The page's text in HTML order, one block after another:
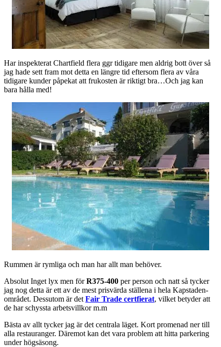
Har inspekterat Chartfield flera ggr tidigare men aldrig bott över så
jag hade sett fram mot detta en längre tid eftersom flera av våra
tidigare kunder påpekat att frukosten är riktigt bra…Och jag kan
bara hålla med!
Rummen är rymliga och man har allt man behöver.
Absolut Inget lyx men förR375-400 per person och natt så tycker
jag nog detta är ett av de mest prisvärda ställena i hela Kapstaden-
området. Dessutom är det Fair Trade certfierat, vilket betyder att
de har schyssta arbetsvillkor m.m
Bästa av allt tycker jag är det centrala läget. Kort promenad ner till
alla restauranger. Däremot kan det vara problem att hitta parkering
under högsäsong.